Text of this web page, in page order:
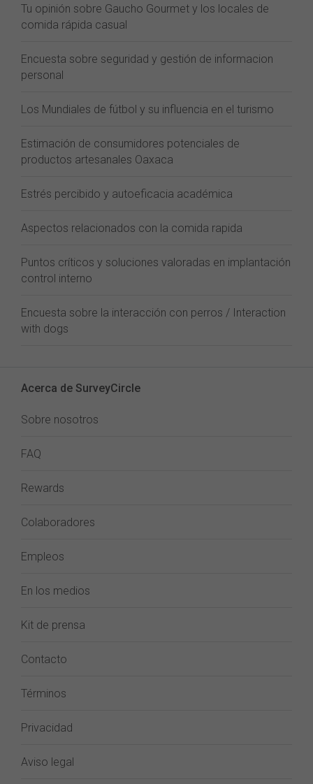
Tu opinión sobre Gaucho Gourmet y los locales de
comida rápida casual
Encuesta sobre seguridad y gestión de informacion
personal
Los Mundiales de fútbol y su influencia en el turismo
Estimación de consumidores potenciales de
productos artesanales Oaxaca
Estrés percibido y autoeficacia académica
Aspectos relacionados con la comida rapida
Puntos críticos y soluciones valoradas en implantación
control interno
Encuesta sobre la interacción con perros / Interaction
with dogs
Acerca de SurveyCircle
Sobre nosotros
FAQ
Rewards
Colaboradores
Empleos
En los medios
Kit de prensa
Contacto
Términos
Privacidad
Aviso legal